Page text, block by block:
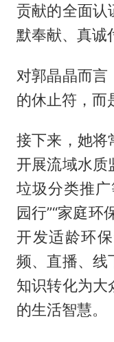
贡献的全面认
默奉献、真诚
对郭晶晶而言
的休止符，而
接下来，她将
开展流域水质
垃圾分类推
园行”“家庭环
开发适龄环
频、直播、线
知识转化为大
的生活智慧。